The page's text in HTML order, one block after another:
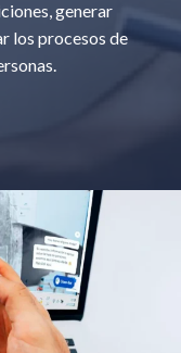
generar
los procesos de